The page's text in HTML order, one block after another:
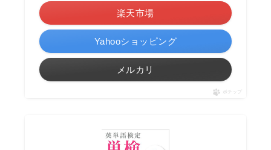
楽天市場
Yahooショッピング
メルカリ
ポチップ